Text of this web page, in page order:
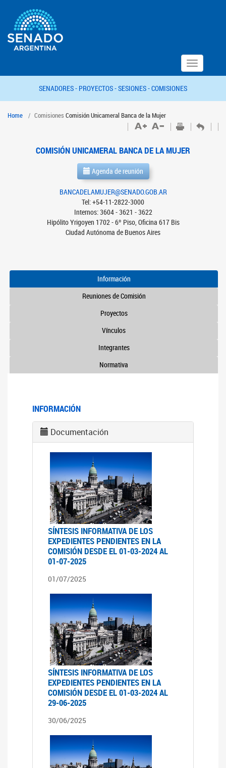
Toggle
navigation
SENADORES - PROYECTOS -SESIONES -COMISIONES
Home Comisiones Comisión Unicameral Banca de la Mujer
COMISIÓN UNICAMERAL BANCA DE LA MUJER
Agenda de reunión
BANCADELAMUJER@SENADO.GOB.AR
Tel: +54-11-2822-3000
Internos: 3604 - 3621 - 3622
Hipólito Yrigoyen 1702 - 6º Piso, Oficina 617 Bis
Ciudad Autónoma de Buenos Aires
Información
Reuniones de Comisión
Proyectos
Vínculos
Integrantes
Normativa
INFORMACIÓN
Documentación
SÍNTESIS INFORMATIVA DE LOS
EXPEDIENTES PENDIENTES EN LA
COMISIÓN DESDE EL 01-03-2024 AL
01-07-2025
01/07/2025
SÍNTESIS INFORMATIVA DE LOS
EXPEDIENTES PENDIENTES EN LA
COMISIÓN DESDE EL 01-03-2024 AL
29-06-2025
30/06/2025